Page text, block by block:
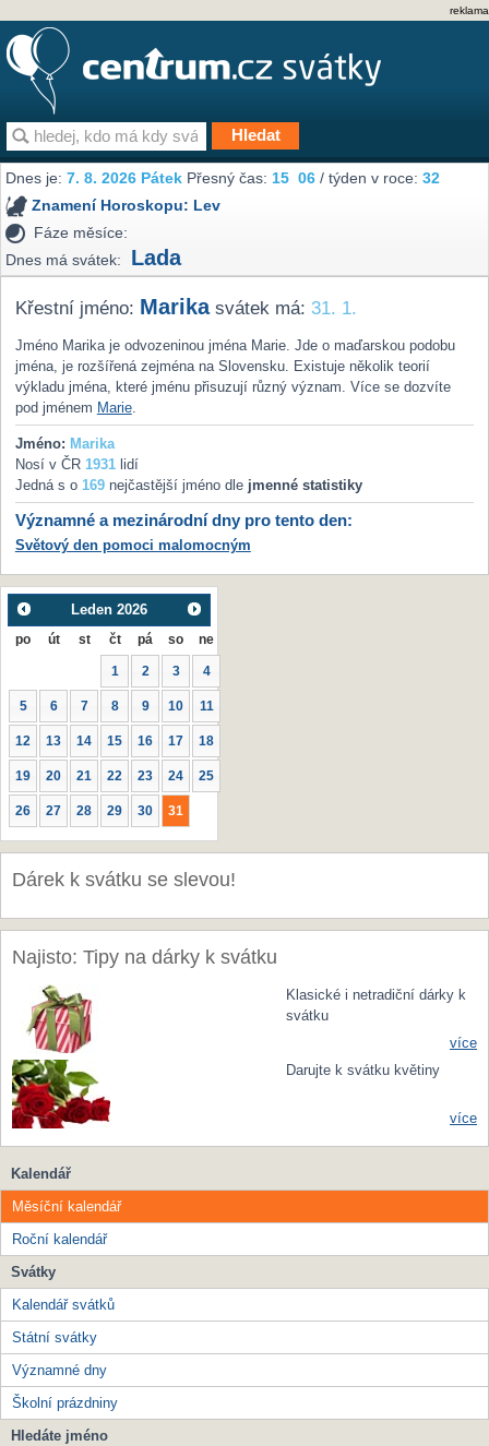
reklama
Dnes je:7. 8. 2026 Pátek Přesný čas:15 06 / týden v roce:32
Znamení Horoskopu: Lev
Fáze měsíce:
Dnes má svátek:
Lada
Křestní jméno: Marikasvátek má: 31. 1.
Jméno Marika je odvozeninou jména Marie. Jde o maďarskou podobu
jména, je rozšířená zejména na Slovensku. Existuje několik teorií
výkladu jména, které jménu přisuzují různý význam. Více se dozvíte
pod jménem Marie.
Jméno: Marika
Nosí v ČR 1931lidí
Jedná s o 169nejčastější jméno dle jmenné statistiky
Významné a mezinárodní dny pro tento den:
Světový den pomoci malomocným
Leden 2026
po út st čt pá so ne
1 2 3 4
5 6 7 8 9 10 11
12 13 14 15 16 17 18
19 20 21 22 23 24 25
26 27 28 29 30 31
Dárek k svátku se slevou!
Najisto: Tipy na dárky k svátku
Klasické i netradiční dárky k
svátku
více
Darujte k svátku květiny
více
Kalendář
Měsíční kalendář
Roční kalendář
Svátky
Kalendář svátků
Státní svátky
Významné dny
Školní prázdniny
Hledáte jméno